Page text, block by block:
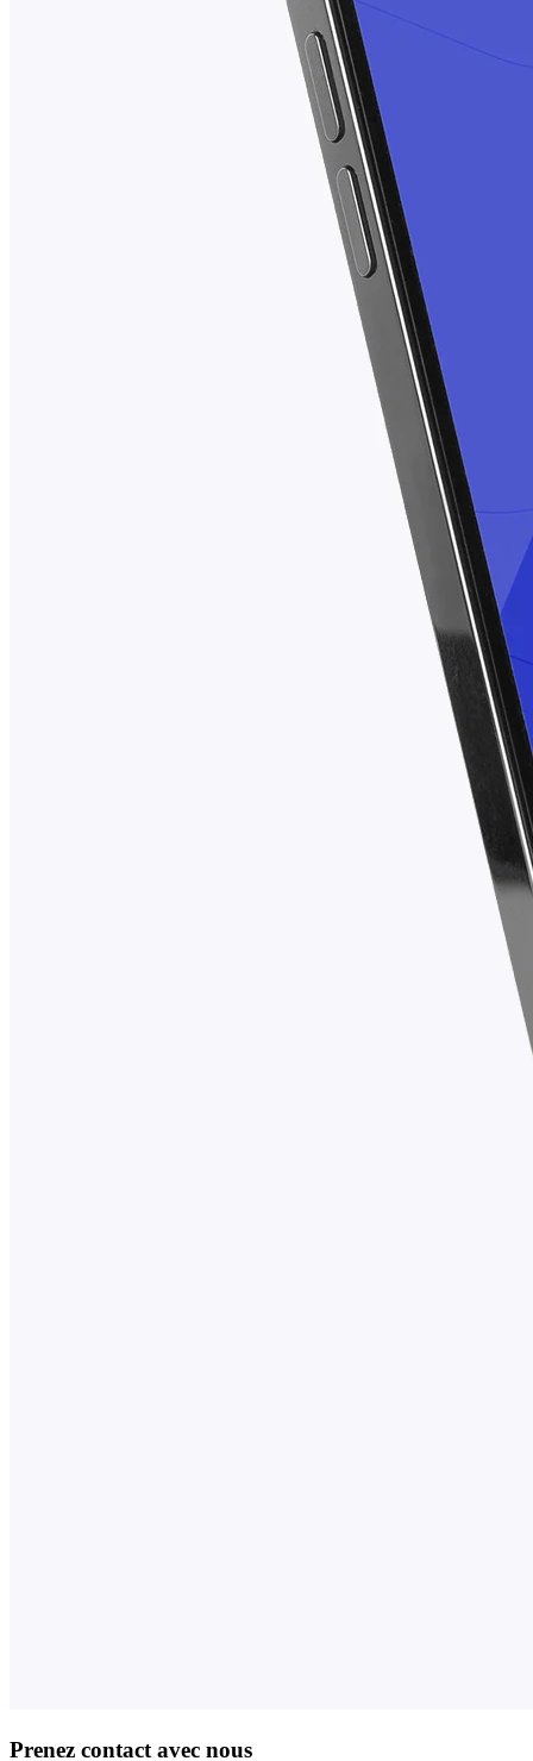
Prenez contact avec nous